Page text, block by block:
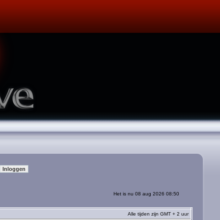
Het is nu 08 aug 2026 08:50
Alle tijden zijn GMT + 2 uur